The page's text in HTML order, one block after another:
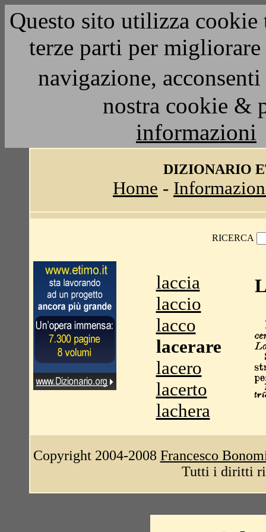
Questo sito utilizza
terze parti per
navigazione,
nostra cookie &
informazioni
DIZIONARIO
Home -
RICERCA
laccia
laccio
lacco
lacerare
lacero
lacerto
lachera
Copyright 2004-2008 Francesco
Tutti i diritti